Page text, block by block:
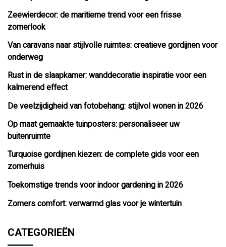
Zeewierdecor: de maritieme trend voor een frisse
zomerlook
Van caravans naar stijlvolle ruimtes: creatieve gordijnen voor
onderweg
Rust in de slaapkamer: wanddecoratie inspiratie voor een
kalmerend effect
De veelzijdigheid van fotobehang: stijlvol wonen in 2026
Op maat gemaakte tuinposters: personaliseer uw
buitenruimte
Turquoise gordijnen kiezen: de complete gids voor een
zomerhuis
Toekomstige trends voor indoor gardening in 2026
Zomers comfort: verwarmd glas voor je wintertuin
CATEGORIEËN